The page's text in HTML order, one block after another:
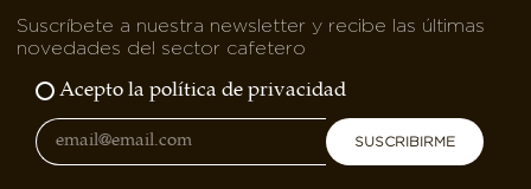
Suscríbete a nuestra newsletter y recibe las últimas
novedades del sector cafetero
Acepto la política de privacidad
SUSCRIBIRME